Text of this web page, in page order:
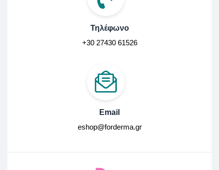
Τηλέφωνο
+30 27430 61526
Email
eshop@forderma.gr